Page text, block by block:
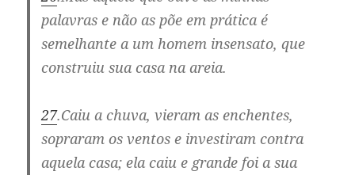
palavras e não as põe em prática é
semelhante a um homem insensato, que
construiu sua casa na areia.
27.Caiu a chuva, vieram as enchentes,
sopraram os ventos e investiram contra
aquela casa; ela caiu e grande foi a sua